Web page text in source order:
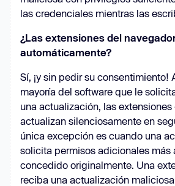
las credenciales mientras las
¿Las extensiones del
automáticamente?
Sí, ¡y sin pedir su consentimiento!
mayoría del software que le
una actualización, las
actualizan silenciosamente en
única excepción es cuando una
solicita permisos adicionales más
concedido originalmente. Una
reciba una actualización